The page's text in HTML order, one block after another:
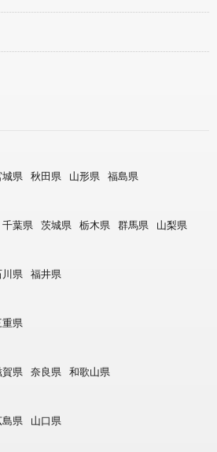
城県 秋田県 山形県
福島県
千葉県 茨城県 栃木県 群馬県
山梨県
川県
福井県
重県
賀県 奈良県
和歌山県
島県
山口県